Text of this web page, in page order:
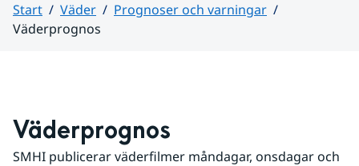
Start Väder
Prognoser och varningar
Väderprognos
Väderprognos
SMHI publicerar väderfilmer måndagar, onsdagar och